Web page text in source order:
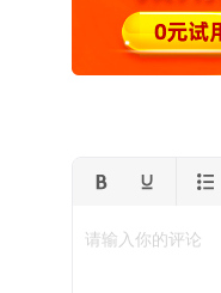
请输入你的评论